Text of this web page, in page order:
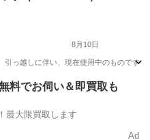
8月10日
引っ越しに伴い、現在使用中のもので
料でお伺い＆即買取も
最大限買取します
Ad